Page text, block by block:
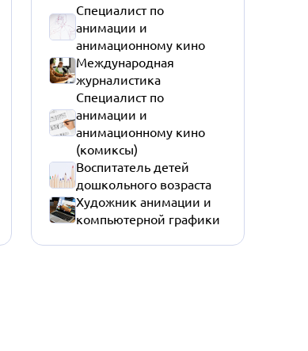
Специалист по
анимации и
анимационному кино
Международная
журналистика
Специалист по
анимации и
анимационному кино
(комиксы)
Воспитатель детей
дошкольного возраста
Художник анимации и
компьютерной графики